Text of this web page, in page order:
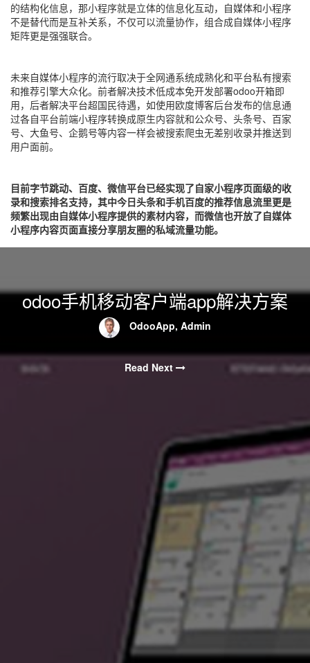
的结构化信息，那小程序就是立体的信息化互动，自媒体和小程序
不是替代而是互补关系，不仅可以流量协作，组合成自媒体小程序
矩阵更是强强联合。
未来自媒体小程序的流行取决于全网通系统成熟化和平台私有搜索
和推荐引擎大众化。前者解决技术低成本免开发部署odoo开箱即
用，后者解决平台超国民待遇，如使用欧度博客后台发布的信息通
过各自平台前端小程序转换成原生内容就和公众号、头条号、百家
号、大鱼号、企鹅号等内容一样会被搜索爬虫无差别收录并推送到
用户面前。
目前字节跳动、百度、微信平台已经实现了自家小程序页面级的收
录和搜索排名支持，其中今日头条和手机百度的推荐信息流里更是
频繁出现由自媒体小程序提供的素材内容，而微信也开放了自媒体
小程序内容页面直接分享朋友圈的私域流量功能。
odoo手机移动客户端app解决方案
OdooApp, Admin
Read Next